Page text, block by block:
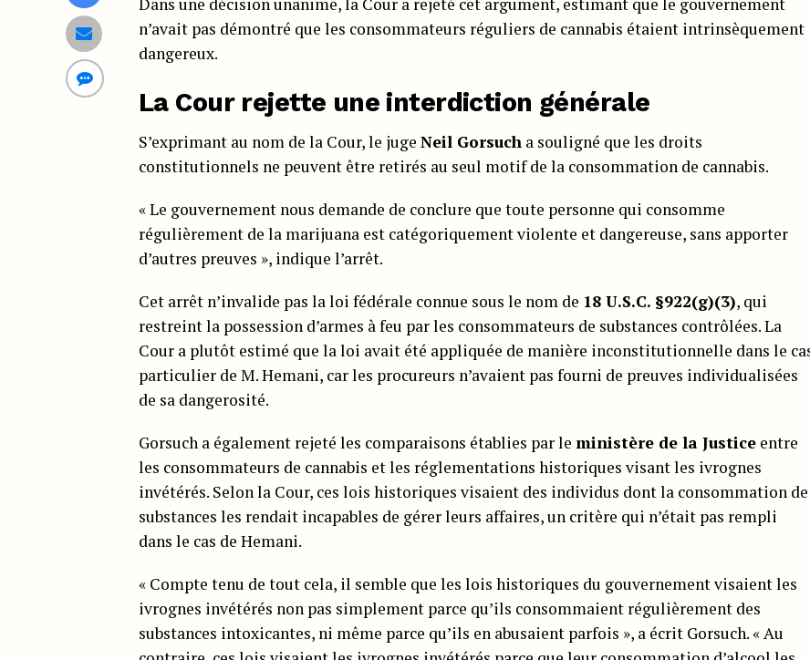
n’avait pas démontré que les consommateurs réguliers de cannabis étaient intrinsèquement
dangereux.
La Cour rejette une interdiction générale
S’exprimant au nom de la Cour, le juge Neil Gorsuch a souligné que les droits
constitutionnels ne peuvent être retirés au seul motif de la consommation de cannabis.
« Le gouvernement nous demande de conclure que toute personne qui consomme
régulièrement de la marijuana est catégoriquement violente et dangereuse, sans apporter
d’autres preuves », indique l’arrêt.
Cet arrêt n’invalide pas la loi fédérale connue sous le nom de 18 U.S.C. §922(g)(3), qui
restreint la possession d’armes à feu par les consommateurs de substances contrôlées. La
Cour a plutôt estimé que la loi avait été appliquée de manière inconstitutionnelle dans le
particulier de M. Hemani, car les procureurs n’avaient pas fourni de preuves individualisées
de sa dangerosité.
Gorsuch a également rejeté les comparaisons établies par le ministère de la Justice entre
les consommateurs de cannabis et les réglementations historiques visant les ivrognes
invétérés. Selon la Cour, ces lois historiques visaient des individus dont la consommation de
substances les rendait incapables de gérer leurs affaires, un critère qui n’était pas rempli
dans le cas de Hemani.
« Compte tenu de tout cela, il semble que les lois historiques du gouvernement visaient les
ivrognes invétérés non pas simplement parce qu’ils consommaient régulièrement des
substances intoxicantes, ni même parce qu’ils en abusaient parfois », a écrit Gorsuch. « Au